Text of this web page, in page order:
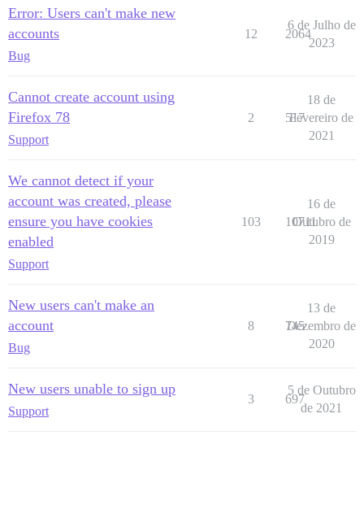
Error: Users can't make new
accounts
Bug
12 2064
6 de Julho de
2023
Cannot create account using
Firefox 78
Support
2 517
18 de
Fevereiro de
2021
We cannot detect if your
account was created, please
ensure you have cookies
enabled
Support
103 10711
16 de
Outubro de
2019
New users can't make an
account
Bug
8 745
13 de
Dezembro de
2020
New users unable to sign up
Support
3 697
5 de Outubro
de 2021